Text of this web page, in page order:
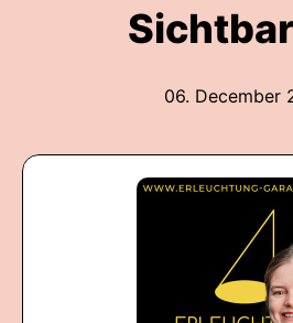
06. December